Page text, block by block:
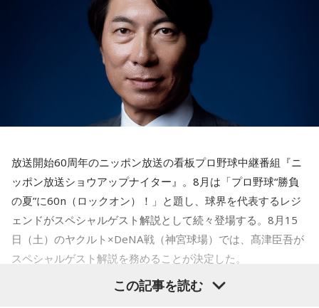
天使も悪魔も、どちらもあなたの一部。自分の中の両方を知
っておくことが、いざという時の本当の強さになるのかもし
■監修者プロフィール：蝶ちょ（ちょうちょ）
池袋占い館セレーネ所属。電話占いメルにも出演。第六感で
命、宿曜占星術でオーダーメイドの鑑定を手掛ける。転職、
結婚、離別など多くの経験から、今どう動くべきか悩む人に
寄り添いナビゲートする。
Webサイト： https://selene-uranai.com/
YouTube：https://www.youtube.com/@ataru-uranai
この心理テストでわかることは、追い詰められた時に出る、
あなたの「究極の裏の顔」です。
とっさに握りしめたものは、あなたが窮地で無意識に守ろう
とする「本当に大切なもの」を暗示しています。冷静ではい
られない極限の場面でこそ、普段は隠れているあなたの本性
鳩のぬいぐるみは「愛情」を暗示しています。あなたは追い
詰められても、自分より大切な誰かを思い浮かべる、利他的
なタイプ。窮地でこそ人にやさしくできる、あたたかい心の
持ち主です。ただ、自分を後回しにしすぎないよう気をつけ
てください。
2．身分証……本性は「したたかな悪魔」
身分証は「あなた自身の存在」を暗示しています。あなたは
窮地に立たされると、何よりまず自分を守り抜く、利己的な
放送開始60周年のニッポン放送の看板プロ野球中継番組『ニ
ッポン放送ショウアップナイター』。8月は「プロ野球“勝負
の夏”に60n（ロックオン）！」と題し、球界を代表するレジ
ェンドがスペシャルゲスト解説として続々登場する。8月15
日（土）のヤクルト×DeNA戦（神宮球場）では、髙津臣吾が
スペシャルゲスト解説を務めることが決定した。
この記事を読む